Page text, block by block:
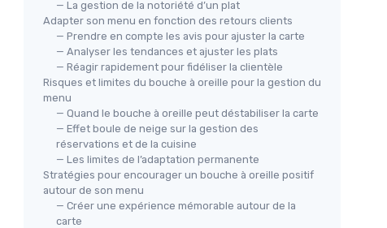
— La gestion de la notoriété d’un plat
Adapter son menu en fonction des retours clients
— Prendre en compte les avis pour ajuster la carte
— Analyser les tendances et ajuster les plats
— Réagir rapidement pour fidéliser la clientèle
Risques et limites du bouche à oreille pour la gestion du
menu
— Quand le bouche à oreille peut déstabiliser la carte
— Effet boule de neige sur la gestion des
réservations et de la cuisine
— Les limites de l’adaptation permanente
Stratégies pour encourager un bouche à oreille positif
autour de son menu
— Créer une expérience mémorable autour de la
carte